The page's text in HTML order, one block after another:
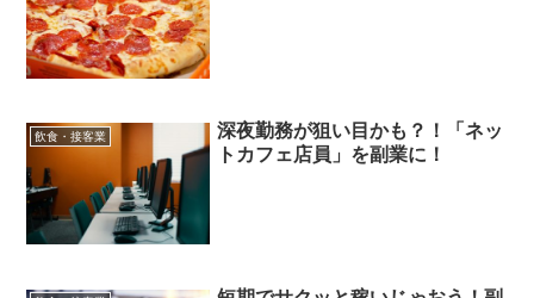
飲食・接客業
深夜勤務が狙い目かも？！「ネッ
トカフェ店員」を副業に！